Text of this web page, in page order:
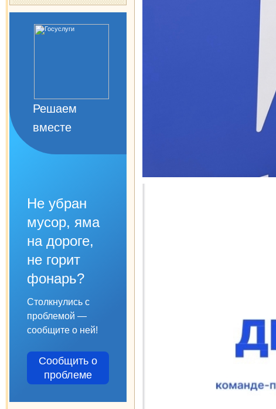
Решаем
вместе
Не убран
мусор, яма
на дороге,
не горит
фонарь?
Столкнулись с
проблемой —
сообщите о ней!
Сообщить о
проблеме